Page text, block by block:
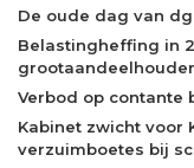
De oude dag van
Belastingheffing in
grootaandeelhouder
Verbod op contante
Kabinet zwicht voor
verzuimboetes bij